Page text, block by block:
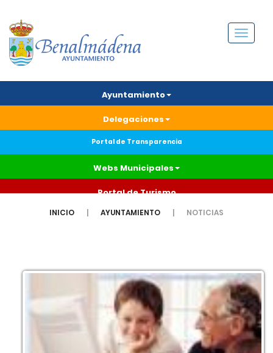
Menú
Ayuntamiento
Delegaciones
Portal de Transparencia
Webs Municipales
Portal de Turismo
INICIO AYUNTAMIENTO NOTICIAS